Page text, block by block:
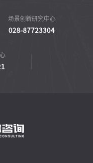
场景创新研究中心
028-87723304